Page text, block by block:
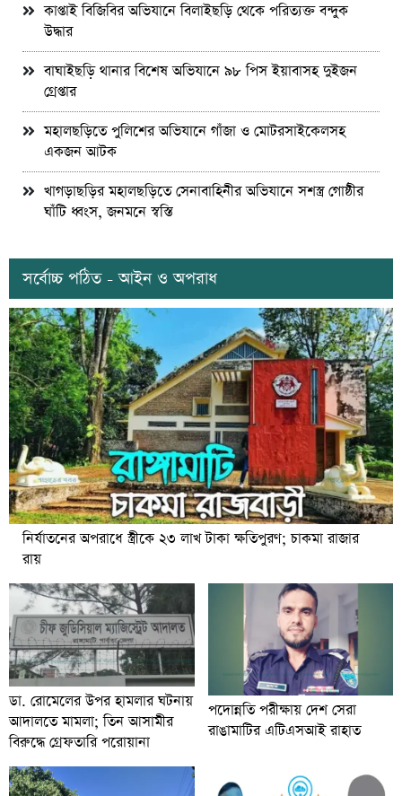
কাপ্তাই বিজিবির অভিযানে বিলাইছড়ি থেকে পরিত্যক্ত বন্দুক
উদ্ধার
বাঘাইছড়ি থানার বিশেষ অভিযানে ৯৮ পিস ইয়াবাসহ দুইজন
গ্রেপ্তার
মহালছড়িতে পুলিশের অভিযানে গাঁজা ও মোটরসাইকেলসহ
একজন আটক
খাগড়াছড়ির মহালছড়িতে সেনাবাহিনীর অভিযানে সশস্ত্র গোষ্ঠীর
ঘাঁটি ধ্বংস, জনমনে স্বস্তি
সর্বোচ্চ পঠিত - আইন ও অপরাধ
নির্যাতনের অপরাধে স্ত্রীকে ২৩ লাখ টাকা ক্ষতিপুরণ; চাকমা রাজার
রায়
ডা. রোমেলের উপর হামলার ঘটনায়
আদালতে মামলা; তিন আসামীর
বিরুদ্ধে গ্রেফতারি পরোয়ানা
পদোন্নতি পরীক্ষায় দেশ সেরা
রাঙামাটির এটিএসআই রাহাত